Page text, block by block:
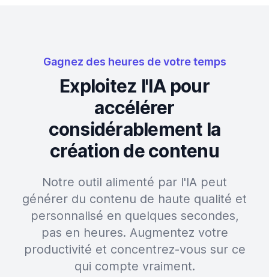
Gagnez des heures de votre temps
Exploitez l'IA pour
accélérer
considérablement la
création de contenu
Notre outil alimenté par l'IA peut
générer du contenu de haute qualité et
personnalisé en quelques secondes,
pas en heures. Augmentez votre
productivité et concentrez-vous sur ce
qui compte vraiment.